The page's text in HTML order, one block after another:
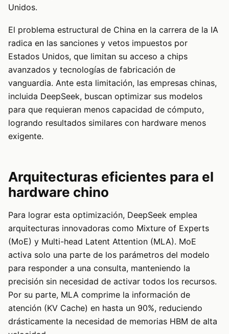
Unidos.
El problema estructural de China en la carrera de la IA
radica en las sanciones y vetos impuestos por
Estados Unidos, que limitan su acceso a chips
avanzados y tecnologías de fabricación de
vanguardia. Ante esta limitación, las empresas chinas,
incluida DeepSeek, buscan optimizar sus modelos
para que requieran menos capacidad de cómputo,
logrando resultados similares con hardware menos
exigente.
Arquitecturas eficientes para el
hardware chino
Para lograr esta optimización, DeepSeek emplea
arquitecturas innovadoras como Mixture of Experts
(MoE) y Multi-head Latent Attention (MLA). MoE
activa solo una parte de los parámetros del modelo
para responder a una consulta, manteniendo la
precisión sin necesidad de activar todos los recursos.
Por su parte, MLA comprime la información de
atención (KV Cache) en hasta un 90%, reduciendo
drásticamente la necesidad de memorias HBM de alta